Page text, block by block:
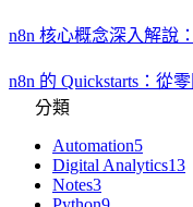
n8n 核心概念深入解說
n8n 的 Quickstarts：從
分類
Automation5
Digital Analytics13
Notes3